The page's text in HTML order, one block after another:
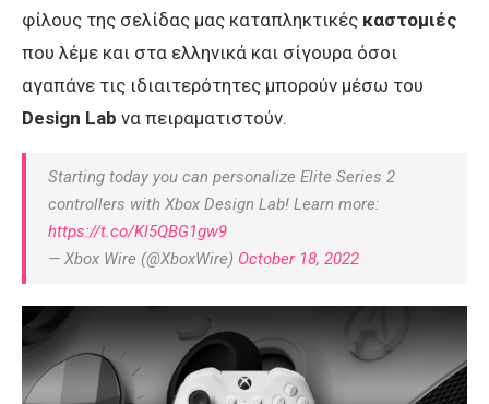
φίλους της σελίδας μας καταπληκτικές καστομιές
που λέμε και στα ελληνικά και σίγουρα όσοι
αγαπάνε τις ιδιαιτερότητες μπορούν μέσω του
Design Lab να πειραματιστούν.
Starting today you can personalize Elite Series 2
controllers with Xbox Design Lab! Learn more:
https://t.co/Kl5QBG1gw9
— Xbox Wire (@XboxWire) October 18, 2022